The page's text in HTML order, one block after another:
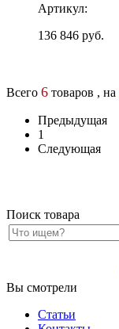
Артикул:
136 846 руб.
Всего 6 товаров , на
Предыдущая
1
Следующая
Поиск товара
Вы смотрели
Статьи